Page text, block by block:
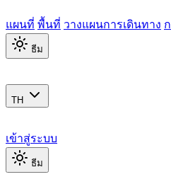
แผนที่ พื้นที่ วางแผนการเดินทาง
ธีม
TH
เข้าสู่ระบบ
ธีม